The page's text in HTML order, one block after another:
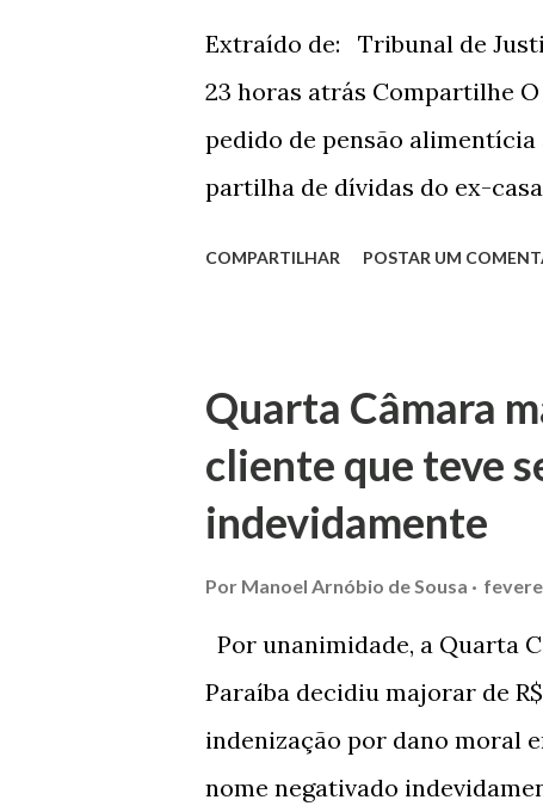
Extraído de: Tribunal de
23 horas atrás Compartilhe
pedido de pensão
partilha de dívidas do ex-
marido apresentou as dívidas
débito no valor de cerca de
para custear um piano dado
pela Juíza de Direito Margot
Foro de Marau. Na sentença,
COMPARTILHAR POSTAR UM
Quarta Câmara
cliente que teve
indevidamente
Por Manoel Arnóbio de Sousa
Por unanimidade, a Quarta
Paraíba decidiu majorar de
indenização por dano moral
nome negativado